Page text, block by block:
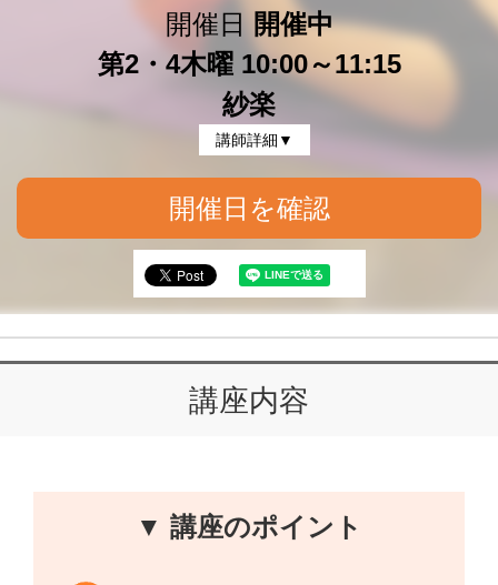
開催日
開催中
第2・4木曜 10:00～11:15
紗楽
講師詳細▼
開催日を確認
講座内容
▼ 講座のポイント